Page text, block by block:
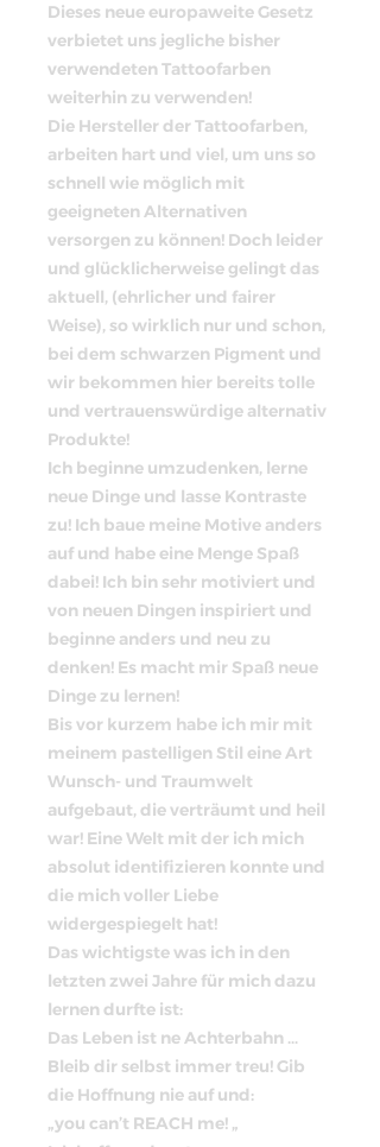
Dieses neue europaweite Gesetz
verbietet uns jegliche bisher
verwendeten Tattoofarben
weiterhin zu verwenden!
Die Hersteller der Tattoofarben,
arbeiten hart und viel, um uns so
schnell wie möglich mit
geeigneten Alternativen
versorgen zu können! Doch leider
und glücklicherweise gelingt das
aktuell, (ehrlicher und fairer
Weise), so wirklich nur und schon,
bei dem schwarzen Pigment und
wir bekommen hier bereits tolle
und vertrauenswürdige alternativ
Produkte!
Ich beginne umzudenken, lerne
neue Dinge und lasse Kontraste
zu! Ich baue meine Motive anders
auf und habe eine Menge Spaß
dabei! Ich bin sehr motiviert und
von neuen Dingen inspiriert und
beginne anders und neu zu
denken! Es macht mir Spaß neue
Dinge zu lernen!
Bis vor kurzem habe ich mir mit
meinem pastelligen Stil eine Art
Wunsch- und Traumwelt
aufgebaut, die verträumt und heil
war! Eine Welt mit der ich mich
absolut identifizieren konnte und
die mich voller Liebe
widergespiegelt hat!
Das wichtigste was ich in den
letzten zwei Jahre für mich dazu
lernen durfte ist:
Das Leben ist ne Achterbahn …
Bleib dir selbst immer treu! Gib
die Hoffnung nie auf und:
„you can’t REACH me! „